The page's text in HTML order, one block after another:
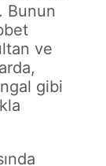
Bunun
ve
gibi